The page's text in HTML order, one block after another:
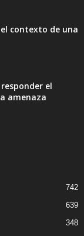
contexto de una
el
amenaza
742
639
348